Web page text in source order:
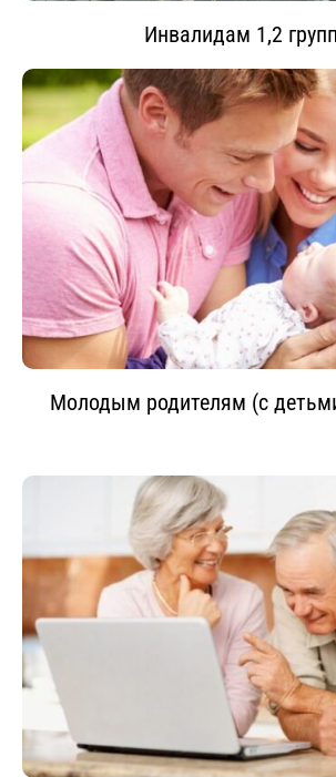
Инвалидам 1,2
Молодым родителям (с